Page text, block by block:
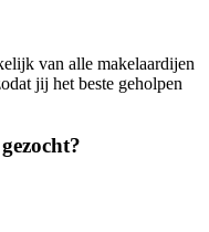
van alle makelaardijen
jij het beste geholpen